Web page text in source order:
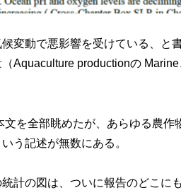
変動で悪影響を受けている、と
Aquaculture productionの Marine
を全部眺めたが、あらゆる農作
う記述が無数にある。
計の図は、ついに報告のどこに